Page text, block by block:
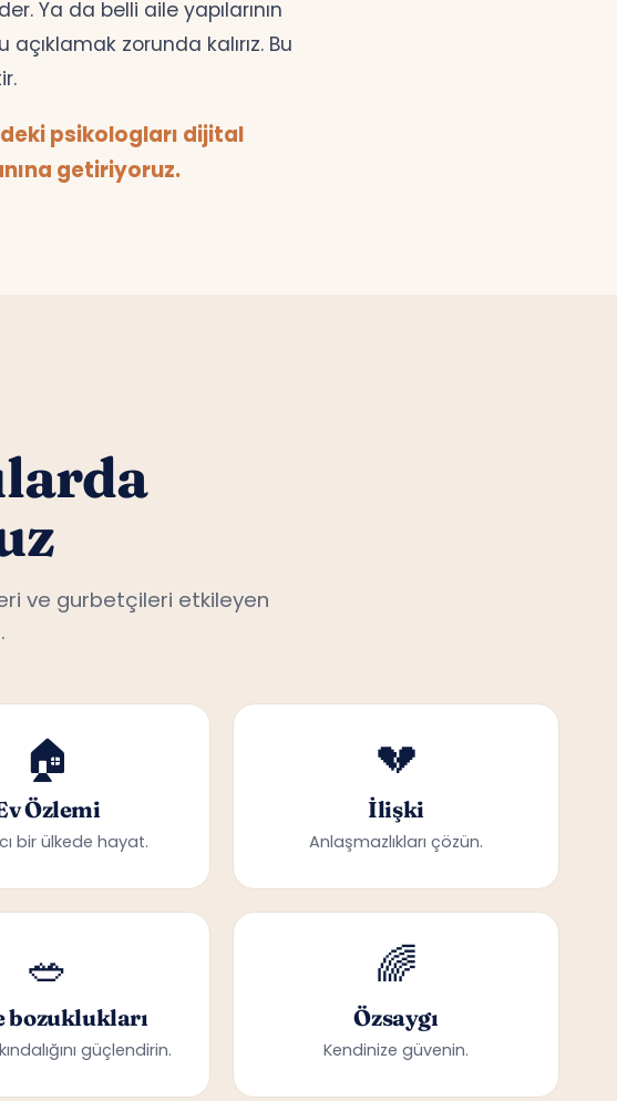
zorunda kalırız. Bu
getiriyoruz.
ve gurbetçileri etkileyen
🏠
Ev Özlemi
bir ülkede hayat.
İlişki
Anlaşmazlıkları çözün.
bozuklukları
güçlendirin.
🌈
Özsaygı
Kendinize güvenin.